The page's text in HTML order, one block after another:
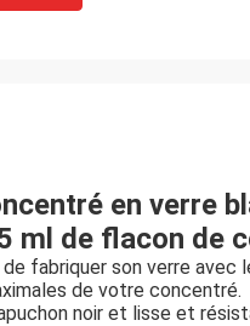
en verre
ml de flacon de
fabriquer son verre avec
de votre concentré.
noir et lisse et